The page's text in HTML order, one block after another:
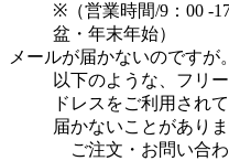
※（営業時間/9：00 -
盆・年末年始）
メールが届かないのですが
以下のような、フリ
ドレスをご利用され
届かないことがありま
ご注文・お問い合